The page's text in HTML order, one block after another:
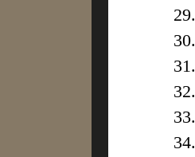
29.
30.
31.
32.
33.
34.